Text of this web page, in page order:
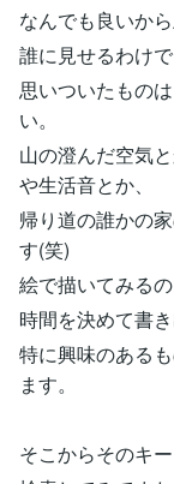
なんでも良いか
誰に見せるわけ
思いついたもの
い。
山の澄んだ空気
や生活音とか、
帰り道の誰かの
す(笑)
絵で描いてみる
時間を決めて書
特に興味のある
ます。
そこからそのキ